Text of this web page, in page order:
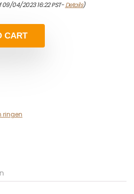
04/2023 16:22 PST-Details)
CART
ringen